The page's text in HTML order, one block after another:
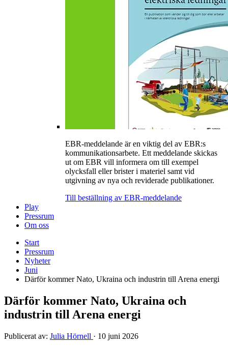
EBR-meddelande är en viktig del av EBR:s
kommunikationsarbete. Ett meddelande skickas
ut om EBR vill informera om till exempel
olycksfall eller brister i materiel samt vid
utgivning av nya och reviderade publikationer.
Till beställning av EBR-meddelande
Play
Pressrum
Om oss
Start
Pressrum
Nyheter
Juni
Därför kommer Nato, Ukraina och industrin till Arena energi
Därför kommer Nato, Ukraina och
industrin till Arena energi
Publicerat av: Julia Hörnell · 10 juni 2026